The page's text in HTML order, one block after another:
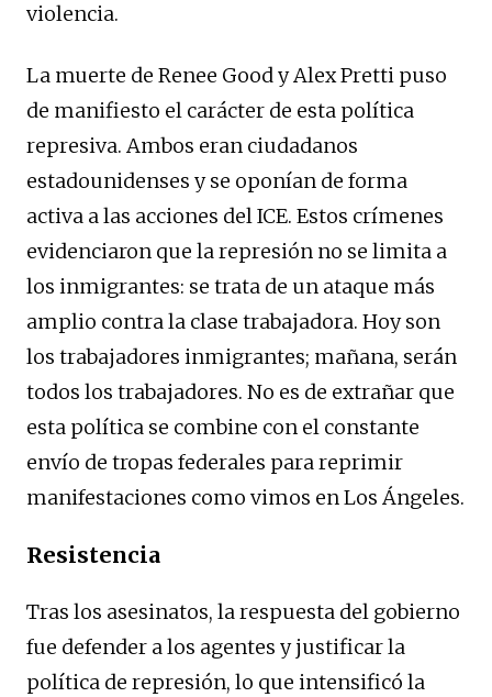
violencia.
La muerte de Renee Good y Alex Pretti puso
de manifiesto el carácter de esta política
represiva. Ambos eran ciudadanos
estadounidenses y se oponían de forma
activa a las acciones del ICE. Estos crímenes
evidenciaron que la represión no se limita a
los inmigrantes: se trata de un ataque más
amplio contra la clase trabajadora. Hoy son
los trabajadores inmigrantes; mañana, serán
todos los trabajadores. No es de extrañar que
esta política se combine con el constante
envío de tropas federales para reprimir
manifestaciones como vimos en Los Ángeles.
Resistencia
Tras los asesinatos, la respuesta del gobierno
fue defender a los agentes y justificar la
política de represión, lo que intensificó la